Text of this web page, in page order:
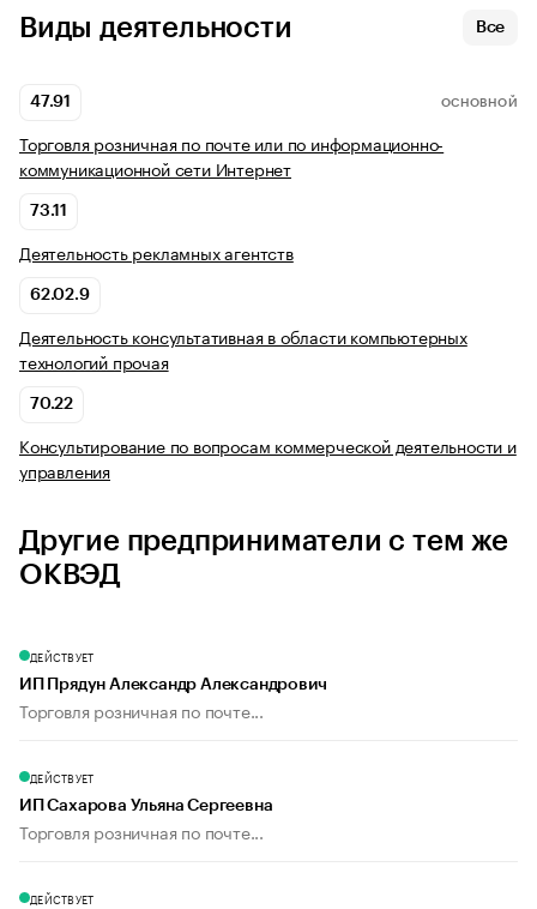
Виды деятельности Все
47.91 ОСНОВНОЙ
Торговля розничная по почте или по информационно-
коммуникационной сети Интернет
73.11
Деятельность рекламных агентств
62.02.9
Деятельность консультативная в области компьютерных
технологий прочая
70.22
Консультирование по вопросам коммерческой деятельности и
управления
Другие предприниматели с тем же
ОКВЭД
ДЕЙСТВУЕТ
ИП Прядун Александр Александрович
Торговля розничная по почте...
ДЕЙСТВУЕТ
ИП Сахарова Ульяна Сергеевна
Торговля розничная по почте...
ДЕЙСТВУЕТ